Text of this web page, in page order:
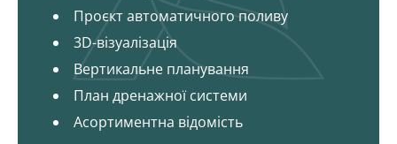
Проєкт автоматичного поливу
3D-візуалізація
Вертикальне планування
План дренажної системи
Асортиментна відомість